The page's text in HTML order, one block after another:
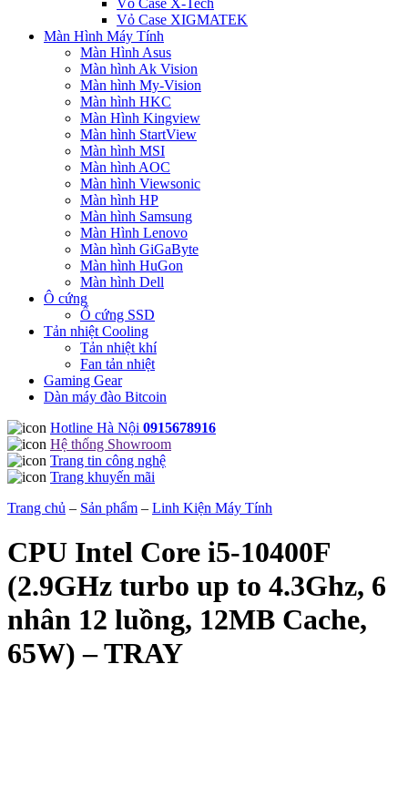
Vỏ Case X-Tech
Vỏ Case XIGMATEK
Màn Hình Máy Tính
Màn Hình Asus
Màn hình Ak Vision
Màn hình My-Vision
Màn hình HKC
Màn Hình Kingview
Màn hình StartView
Màn hình MSI
Màn hình AOC
Màn hình Viewsonic
Màn hình HP
Màn hình Samsung
Màn Hình Lenovo
Màn hình GiGaByte
Màn hình HuGon
Màn hình Dell
Ô cứng
Ổ cứng SSD
Tản nhiệt Cooling
Tản nhiệt khí
Fan tản nhiệt
Gaming Gear
Dàn máy đào Bitcoin
Hotline Hà Nội 0915678916
Hệ thống Showroom
Trang tin công nghệ
Trang khuyến mãi
Trang chủ – Sản phẩm – Linh Kiện Máy Tính
CPU Intel Core i5-10400F
(2.9GHz turbo up to 4.3Ghz, 6
nhân 12 luồng, 12MB Cache,
65W) – TRAY